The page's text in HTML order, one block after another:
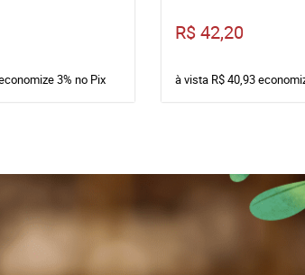
3% no Pix
R$ 42,20
à vista R$ 40,93